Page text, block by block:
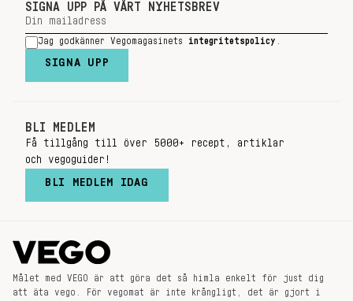
SIGNA UPP PÅ VÅRT NYHETSBREV
Jag godkänner Vegomagasinets integritetspolicy
SIGNA UPP
BLI MEDLEM
Få tillgång till över 5000+ recept, artiklar
och vegoguider!
BLI MEDLEM IDAG
Målet med VEGO är att göra det så himla enkelt för just dig
att äta vego. För vegomat är inte krångligt, det är gjort i